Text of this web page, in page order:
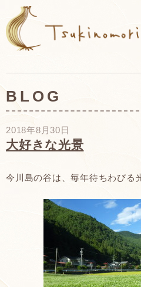
BLOG
2018年8月30日
大好きな光景
今川島の谷は、毎年待ちわびる